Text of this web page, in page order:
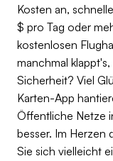
Kosten an,
$ pro Tag oder
kostenlosen
manchmal
Sicherheit? Viel
Karten-App
Öffentliche Netze
besser. Im Herzen
Sie sich vielleicht